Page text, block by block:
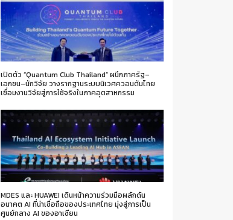
เปิดตัว “Quantum Club Thailand” ผนึกภาครัฐ–
เอกชน–นักวิจัย วางรากฐานระบบนิเวศควอนตัมไทย
เชื่อมงานวิจัยสู่การใช้จริงในภาคอุตสาหกรรม
MDES และ HUAWEI เดินหน้าความร่วมมือผลักดัน
อนาคต AI ที่น่าเชื่อถือของประเทศไทย มุ่งสู่การเป็น
ศูนย์กลาง AI ของอาเซียน